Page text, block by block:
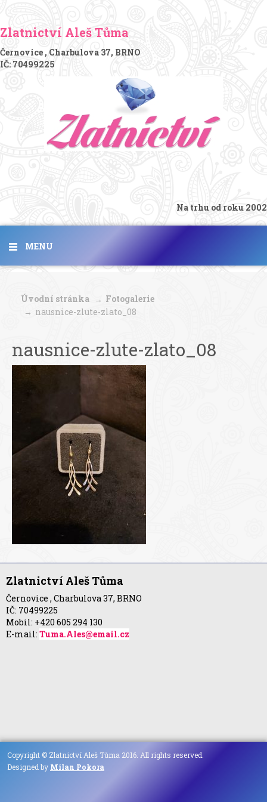
Zlatnictví Aleš Tůma
Černovice , Charbulova 37, BRNO
IČ: 70499225
Na trhu od roku 2002
MENU
Úvodní stránka
Fotogalerie
nausnice-zlute-zlato_08
nausnice-zlute-zlato_08
Zlatnictví Aleš Tůma
Černovice , Charbulova 37, BRNO
IČ: 70499225
Mobil: +420 605 294 130
E-mail: Tuma.Ales@email.cz
Copyright © Zlatnictví Aleš Tůma 2016. All rights reserved.
Designed by Milan Pokora